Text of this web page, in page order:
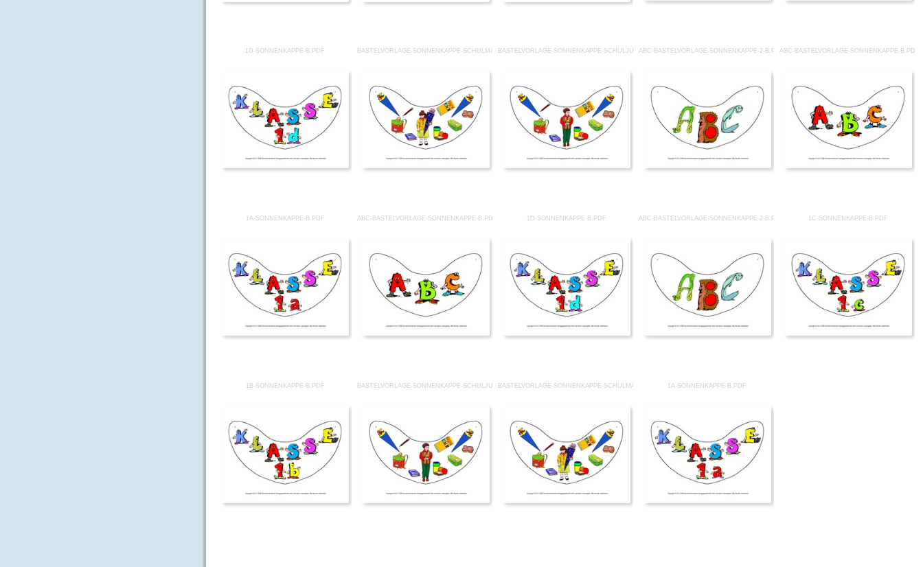
1D-SONNENKAPPE-B.PDF BASTELVORLAGE-SONNENKAPPE-SCHULMÄDCHEN-B.PDFBASTELVORLAGE-SONNENKAPPE-SCHULJUNGE-B.PDFABC-BASTELVORLAGE-SONNENKAPPE-2-B.PDFABC-BASTELVORLAGE-SONNENKAPPE-B.PDF
1A-SONNENKAPPE-B.PDF ABC-BASTELVORLAGE-SONNENKAPPE-B.PDF 1D-SONNENKAPPE-B.PDF ABC-BASTELVORLAGE-SONNENKAPPE-2-B.PDF 1C-SONNENKAPPE-B.PDF
1B-SONNENKAPPE-B.PDF BASTELVORLAGE-SONNENKAPPE-SCHULJUNGE-B.PDFBASTELVORLAGE-SONNENKAPPE-SCHULMÄDCHEN-B.PDF1A-SONNENKAPPE-B.PDF